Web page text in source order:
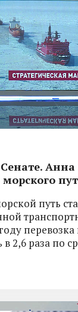
морского
путь
перевозка
в 2,6 раза по